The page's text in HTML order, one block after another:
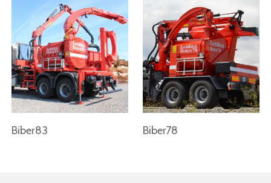
Biber83 Biber78